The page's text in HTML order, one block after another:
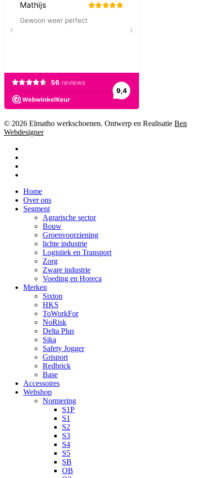
© 2026 Elmatho werkschoenen. Ontwerp en Realisatie Ben
Webdesigner
Close
Menu
Home
Over ons
Segment
Agrarische sector
Bouw
Groenvoorziening
lichte industrie
Logistiek en Transport
Zorg
Zware industrie
Voeding en Horeca
Merken
Sixton
HKS
ToWorkFor
NoRisk
Delta Plus
Sika
Safety Jogger
Grisport
Redbrick
Base
Accessoires
Webshop
Normering
S1P
S1
S2
S3
S4
S5
SB
OB